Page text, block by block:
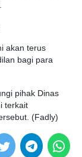
akan terus
bagi para
pihak Dinas
terkait
(Fadly)